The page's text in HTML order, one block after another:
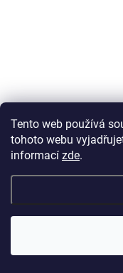
Tento web používá
tohoto webu
informací zde.